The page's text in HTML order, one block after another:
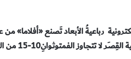
رباعيةُ الأبعاد تَصنع
الفمتوثـوانِ10-15 من الثانية.